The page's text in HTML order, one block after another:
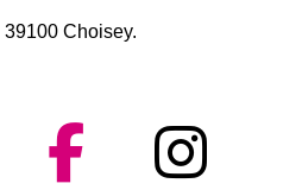
39100 Choisey.